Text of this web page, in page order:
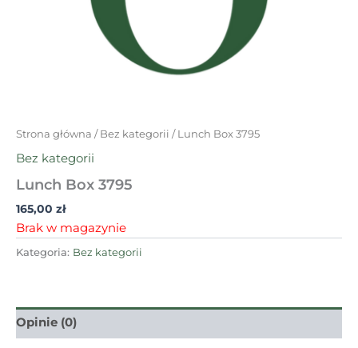
Strona główna /Bez kategorii / Lunch Box 3795
Bez kategorii
Lunch Box 3795
165,00 zł
Brak w magazynie
Kategoria: Bez kategorii
Opinie (0)